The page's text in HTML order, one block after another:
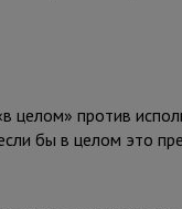
против
бы в целом это